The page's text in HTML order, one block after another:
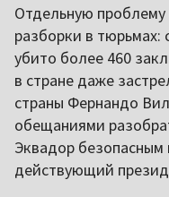
Отдельную проблему
разборки в тюрьмах:
убито более 460
в стране даже
страны Фернандо
обещаниями
Эквадор безопасным
действующий